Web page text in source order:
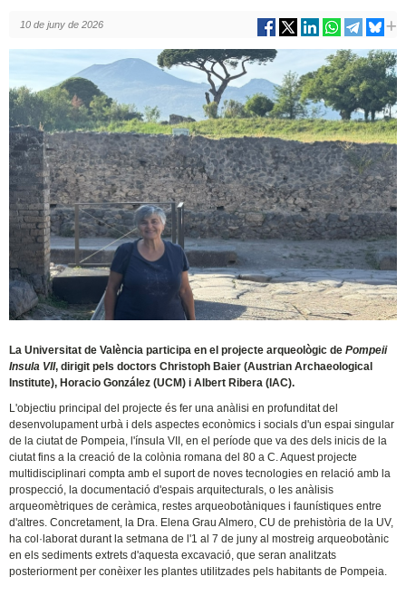
10 de juny de 2026
La Universitat de València participa en el projecte arqueològic dePompeii
Insula VII, dirigit pels doctors Christoph Baier (Austrian Archaeological
Institute), Horacio González (UCM) i Albert Ribera (IAC).
L'objectiu principal del projecte és fer una anàlisi en profunditat del
desenvolupament urbà i dels aspectes econòmics i socials d'un espai singular
de la ciutat de Pompeia, l'ínsula VII, en el període que va des dels inicis de la
ciutat fins a la creació de la colònia romana del 80 a C. Aquest projecte
multidisciplinari compta amb el suport de noves tecnologies en relació amb la
prospecció, la documentació d'espais arquitecturals, o les anàlisis
arqueomètriques de ceràmica, restes arqueobotàniques i faunístiques entre
d'altres. Concretament, la Dra. Elena Grau Almero, CU de prehistòria de la UV,
ha col·laborat durant la setmana de l'1 al 7 de juny al mostreig arqueobotànic
en els sediments extrets d'aquesta excavació, que seran analitzats
posteriorment per conèixer les plantes utilitzades pels habitants de Pompeia.